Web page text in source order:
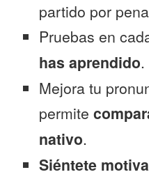
partido por
Pruebas en
has aprendido.
Mejora tu
permite
nativo.
Siéntete